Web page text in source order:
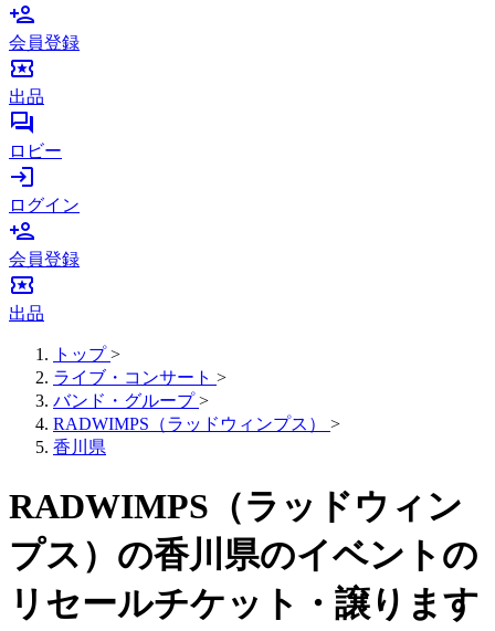
person_add
会員登録
local_activity
出品
forum
ロビー
login
ログイン
person_add
会員登録
local_activity
出品
トップ >
ライブ・コンサート >
バンド・グループ >
RADWIMPS（ラッドウィンプス）
>
香川県
RADWIMPS（ラッドウィン
プス）の香川県のイベントの
リセールチケット・譲ります